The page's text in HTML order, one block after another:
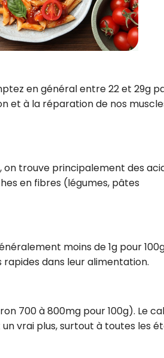
en général entre 22 et 29g
et à la réparation de nos
on trouve principalement des
en fibres (légumes, pâtes
moins de 1g pour
dans leur alimentation.
700 à 800mg pour 100g). Le
vrai plus, surtout à toutes les